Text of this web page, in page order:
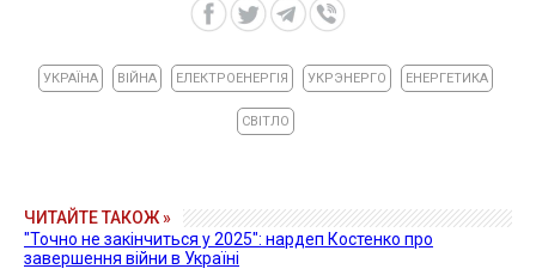
УКРАЇНА ВІЙНА ЕЛЕКТРОЕНЕРГІЯ УКРЭНЕРГО ЕНЕРГЕТИКА
СВІТЛО
ЧИТАЙТЕ ТАКОЖ »
"Точно не закінчиться у 2025": нардеп Костенко про
завершення війни в Україні